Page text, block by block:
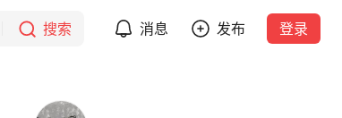
搜索 消息 发布 登录